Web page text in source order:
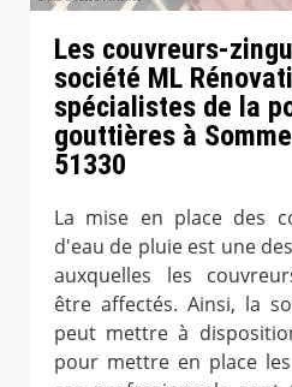
Les couvreurs-
société ML
spécialistes de la
gouttières à
51330
La mise en place des
d'eau de pluie est une
auxquelles les
être affectés. Ainsi, la
peut mettre à
pour mettre en place